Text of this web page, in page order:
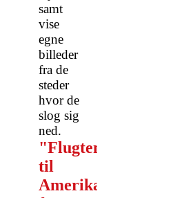
samt
vise
egne
billeder
fra de
steder
hvor de
slog sig
ned.
"Flugten
til
Amerika"